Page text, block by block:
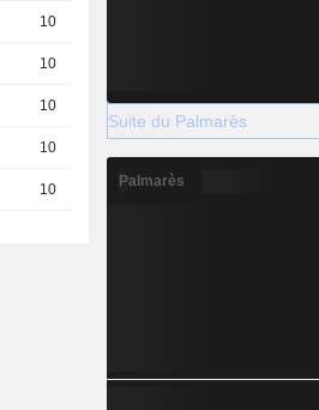
10
10
10 0,3000EUR
10
10 0,2700EUR
Suite du Palmarès
Palmarès